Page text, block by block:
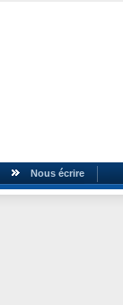
Nous écrire